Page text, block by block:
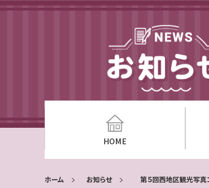
HOME
ホーム お知らせ 第５回西地区観光写